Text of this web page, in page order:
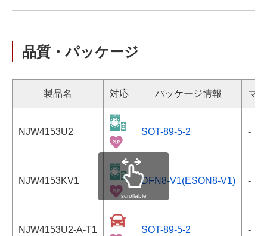
品質・パッケージ
製品名 対応 パッケージ情報 マ
NJW4153U2 SOT-89-5-2 -
NJW4153KV1 DFN8-V1(ESON8-V1) -
NJW4153U2-A-T1 SOT-89-5-2 -
scrollable